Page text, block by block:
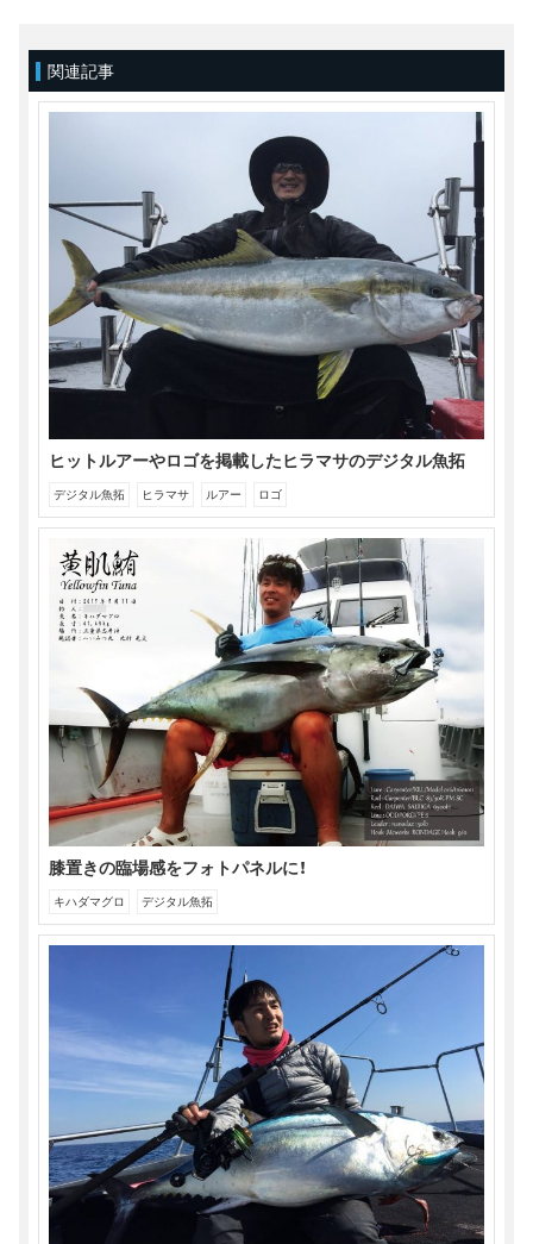
有
(新
し
い
ウ
ィ
き
ま
リ
し
て
く
し
い
ウ
ィ
ン
ド
ウ
で
開
き
ま
ェ
し
い
ウ
き
ま
す)
関連記事
ヒットルアーやロゴを掲載したヒラマサのデジタル魚拓
デジタル魚拓 ヒラマサ ルアー ロゴ
膝置きの臨場感をフォトパネルに！
キハダマグロ デジタル魚拓